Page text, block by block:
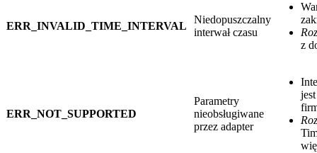
ERR_INVALID_TIME_INTERVAL
Niedopuszczalny
interwał czasu
z
ERR_NOT_SUPPORTED
Parametry
nieobsługiwane
przez adapter